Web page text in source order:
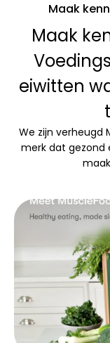
Maak
Maak
eiwitten
We zijn verheugd
merk dat gezond